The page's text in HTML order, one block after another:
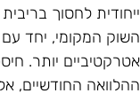
לחסוך
המקומי, יחד
יותר.
החודשיים,